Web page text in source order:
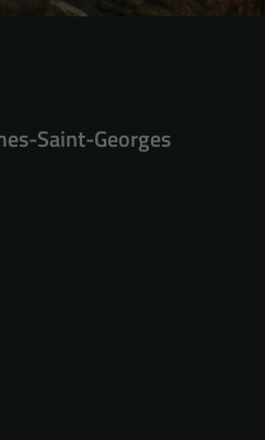
Saint-Georges